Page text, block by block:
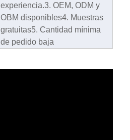
experiencia.3. OEM, ODM y
OBM disponibles4. Muestras
gratuitas5. Cantidad mínima
de pedido baja